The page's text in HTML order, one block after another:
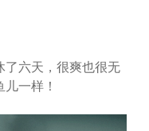
六天，很爽也很无
一样！